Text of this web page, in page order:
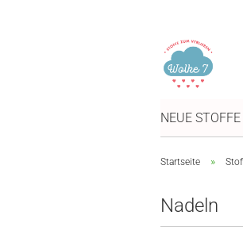
NEUE STOFFE
Startseite »
Nadeln